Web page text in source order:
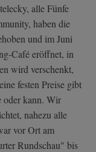
alle Fünfe
haben die
und im Juni
Café eröffnet, in
wird verschenkt,
festen Preise gibt
oder kann. Wir
nahezu alle
vor Ort am
Rundschau" bis